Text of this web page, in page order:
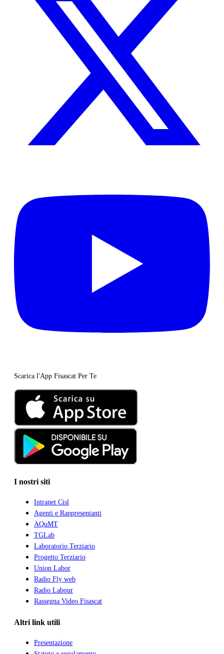
Scarica l'App Fisascat Per Te
I nostri siti
Intranet Cisl
Agenti e Rappresentanti
AQuMT
TGLab
Laboratorio Terziario
Progetto Terziario
Union Labor
Radio Fly web
Radio Labour
Rassegna Video Fisascat
Altri link utili
Presentazione